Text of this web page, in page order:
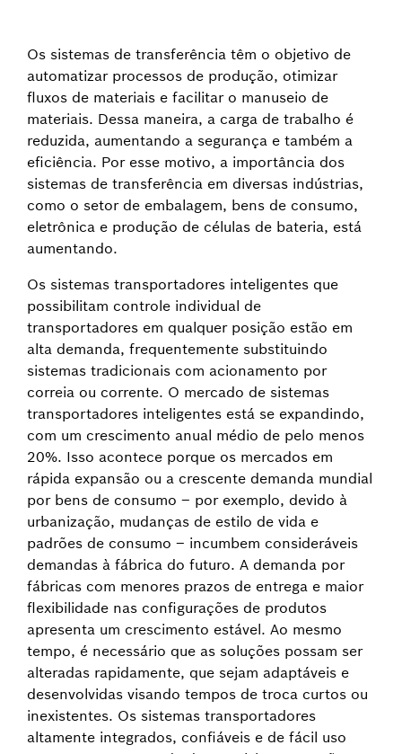
Os sistemas de transferência têm o objetivo de
automatizar processos de produção, otimizar
fluxos de materiais e facilitar o manuseio de
materiais. Dessa maneira, a carga de trabalho é
reduzida, aumentando a segurança e também a
eficiência. Por esse motivo, a importância dos
sistemas de transferência em diversas indústrias,
como o setor de embalagem, bens de consumo,
eletrônica e produção de células de bateria, está
aumentando.
Os sistemas transportadores inteligentes que
possibilitam controle individual de
transportadores em qualquer posição estão em
alta demanda, frequentemente substituindo
sistemas tradicionais com acionamento por
correia ou corrente. O mercado de sistemas
transportadores inteligentes está se expandindo,
com um crescimento anual médio de pelo menos
20%. Isso acontece porque os mercados em
rápida expansão ou a crescente demanda mundial
por bens de consumo – por exemplo, devido à
urbanização, mudanças de estilo de vida e
padrões de consumo – incumbem consideráveis
demandas à fábrica do futuro. A demanda por
fábricas com menores prazos de entrega e maior
flexibilidade nas configurações de produtos
apresenta um crescimento estável. Ao mesmo
tempo, é necessário que as soluções possam ser
alteradas rapidamente, que sejam adaptáveis e
desenvolvidas visando tempos de troca curtos ou
inexistentes. Os sistemas transportadores
altamente integrados, confiáveis e de fácil uso